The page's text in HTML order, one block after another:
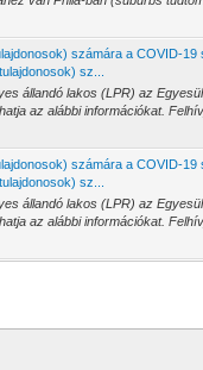
számára a COVID-19
sz...
állandó lakos (LPR) az
az alábbi információkat.
számára a COVID-19
sz...
állandó lakos (LPR) az
az alábbi információkat.